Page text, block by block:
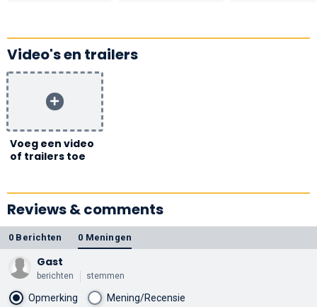
Video's en trailers
Voeg een video
of trailers toe
Reviews & comments
0 Berichten 0 Meningen
Gast
berichten stemmen
Opmerking Mening/Recensie